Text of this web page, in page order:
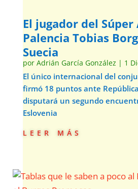
El jugador del Súper
Palencia Tobias
Suecia
por Adrián García González | 1
El único internacional del
firmó 18 puntos ante
disputará un segundo
Eslovenia
leer más